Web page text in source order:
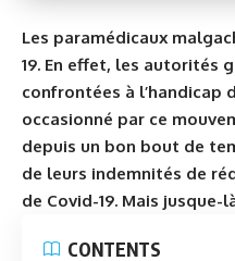
Les paramédicaux
19. En effet, les autorités
confrontées à l’handicap
occasionné par ce
depuis un bon bout de
de leurs indemnités de
de Covid-19. Mais jusque-
CONTENTS